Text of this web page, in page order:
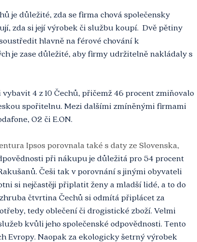
je důležité, zda se firma chová společensky
zda si její výrobek či službu koupí.  Dvě pětiny
hlavně na férové chování k
je zase důležité, aby firmy udržitelně nakládaly s
4 z 10 Čechů, přičemž 46 procent zmiňovalo
spořitelnu. Mezi dalšími zmíněnými firmami
O2 či E.ON.
Ipsos porovnala také s daty ze Slovenska,
při nákupu je důležitá pro 54 procent
Češi tak v porovnání s jinými obyvateli
si nejčastěji připlatit ženy a mladší lidé, a to do
čtvrtina Čechů si odmítá připlácet za
tedy oblečení či drogistické zboží. Velmi
kvůli jeho společenské odpovědnosti. Tento
Evropy. Naopak za ekologicky šetrný výrobek